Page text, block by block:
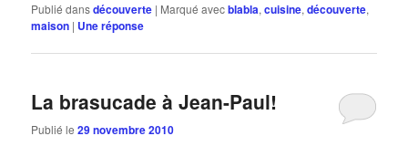
Publié dansdécouverte | Marqué avecblabla,cuisine,découverte,
maison | Uneréponse
La brasucade à Jean-Paul!
Publié le29 novembre 2010